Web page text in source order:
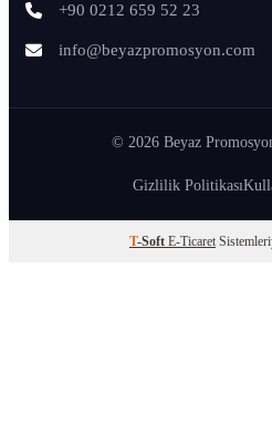
+90 0212 659 52 23
info@beyazpromosyon.com
© 2026 Beyaz
Gizlilik Politikası
T-Soft E-Ticaret